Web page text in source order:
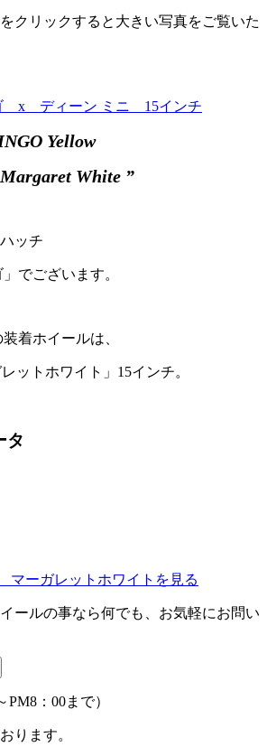
クリックすると大きい写真をご覧いた
Yellow
White ”
ッチ
でございます。
着ホイールは、
ットホワイト」15インチ。
タ
ーガレットホワイトを見る
ールの事なら何でも、お気軽にお問い
：00まで）
ります。